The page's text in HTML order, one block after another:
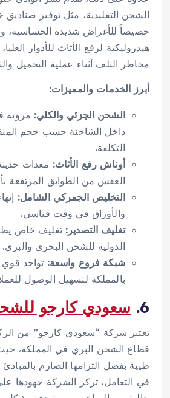
الشحن التقليدية، مثل توفير
خصيصاً للأغراض شديدة الحساسية،
هيدروليكية لرفع الأثاث للأدوار
مخاطر التلف أثناء عملية التحميل
أبرز الخدمات والمميزات:
الشحن الجزئي والكلي: مرونة
داخل الشاحنة حسب حجم
التكلفة.
أوناش رفع الأثاث: معدات
العفش من الطوابق المرتفعة
التخليص الجمركي الشامل:
والأوراق في وقت قياسي.
تغليف التصدير: تغليف خاص
الدولية للشحن البحري والبري.
شبكة فروع واسعة: تواجد
بالمملكة لتسهيل الوصول
6. سعودي كارجو
تعتبر شركة “سعودي كارجو” من
قطاع الشحن البري في المملكة،
طيبة بفضل التزامها الصارم بالمبادئ
في التعامل. تركز الشركة جهودها